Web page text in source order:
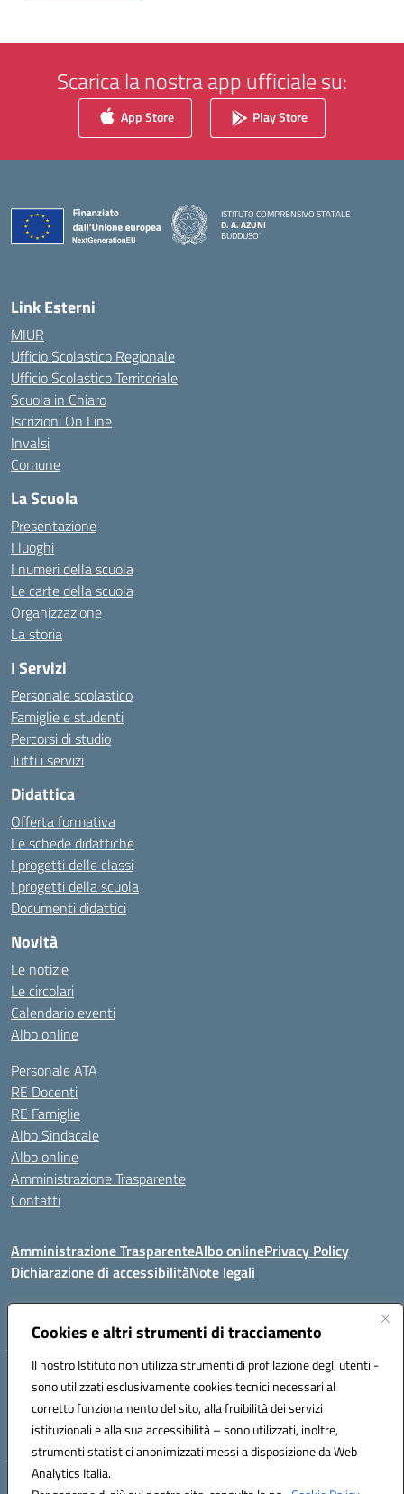
Cookies e altri strumenti di tracciamento
Il nostro Istituto non utilizza strumenti di profilazione degli utenti -
sono utilizzati esclusivamente cookies tecnici necessari al
corretto funzionamento del sito, alla fruibilità dei servizi
istituzionali e alla sua accessibilità – sono utilizzati, inoltre,
strumenti statistici anonimizzati messi a disposizione da Web
Analytics Italia.
Scarica la nostra app ufficiale su:
App Store Play Store
ISTITUTO COMPRENSIVO STATALE
D. A. AZUNI
BUDDUSO'
Link Esterni
MIUR
Ufficio Scolastico Regionale
Ufficio Scolastico Territoriale
Scuola in Chiaro
Iscrizioni On Line
Invalsi
Comune
La Scuola
Presentazione
I luoghi
I numeri della scuola
Le carte della scuola
Organizzazione
La storia
I Servizi
Personale scolastico
Famiglie e studenti
Percorsi di studio
Tutti i servizi
Didattica
Offerta formativa
Le schede didattiche
I progetti delle classi
I progetti della scuola
Documenti didattici
Novità
Le notizie
Le circolari
Calendario eventi
Albo online
Personale ATA
RE Docenti
RE Famiglie
Albo Sindacale
Albo online
Amministrazione Trasparente
Contatti
Amministrazione TrasparenteAlbo onlinePrivacy Policy
Dichiarazione di accessibilitàNote legali
Codice fiscale: 81000450908 Codice meccanografico: SSIC80600X
Telefono: 079714035 Fax: 079716128
Mail: SSIC80600X@istruzione.it PEC: SSIC80600X@pec.istruzione.it
Hosting & Powered by 3D Solution S.r.l.